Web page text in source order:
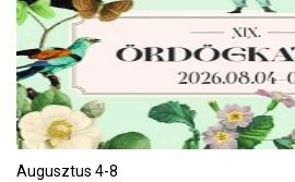
Augusztus 4-8